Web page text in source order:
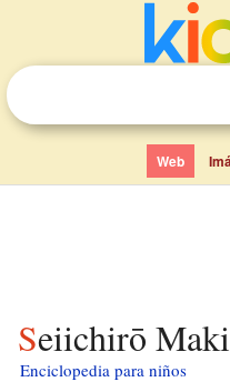
Web
Seiichirō
Enciclopedia para niños